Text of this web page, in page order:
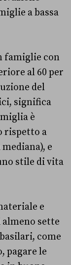
a bassa
famiglie con
al 60 per
del
significa
è
rispetto a
e
stile di vita
e
sette
come
pagare le